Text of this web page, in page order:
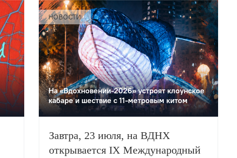
НОВОСТИ
На «Вдохновении-2026» устроят клоунское
кабаре и шествие с 11-метровым китом
Завтра, 23 июля, на ВДНХ
открывается IX Международный